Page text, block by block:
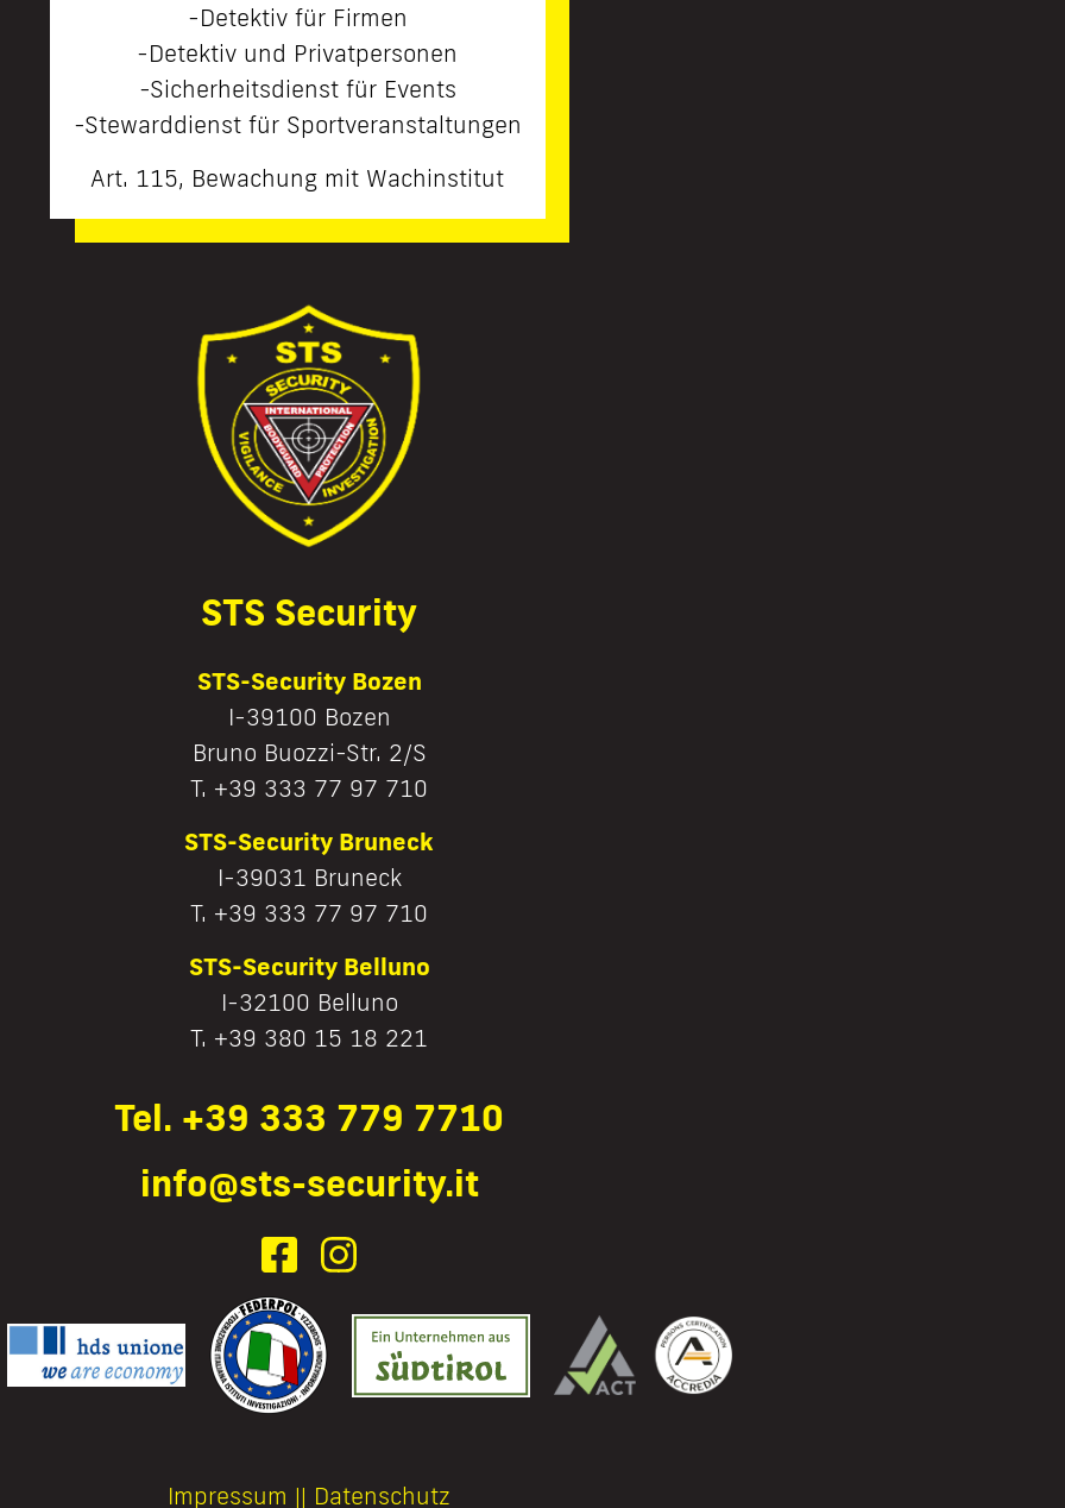
-Detektiv für Firmen
-Detektiv und Privatpersonen
-Sicherheitsdienst für Events
-Stewarddienst für Sportveranstaltungen
Art. 115, Bewachung mit Wachinstitut
STS Security
STS-Security Bozen
I-39100 Bozen
Bruno Buozzi-Str. 2/S
T. +39 333 77 97 710
STS-Security Bruneck
I-39031 Bruneck
T. +39 333 77 97 710
STS-Security Belluno
I-32100 Belluno
T. +39 380 15 18 221
Tel. +39 333 779 7710
info@sts-security.it
Impressum || Datenschutz